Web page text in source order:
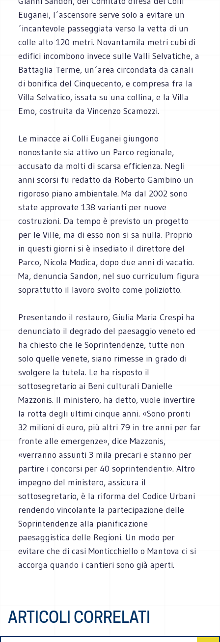
Euganei, l´ascensore serve solo a evitare un
´incantevole passeggiata verso la vetta di un
colle alto 120 metri. Novantamila metri cubi di
edifici incombono invece sulle Valli Selvatiche, a
Battaglia Terme, un´area circondata da canali
di bonifica del Cinquecento, e compresa fra la
Villa Selvatico, issata su una collina, e la Villa
Emo, costruita da Vincenzo Scamozzi.
Le minacce ai Colli Euganei giungono
nonostante sia attivo un Parco regionale,
accusato da molti di scarsa efficienza. Negli
anni scorsi fu redatto da Roberto Gambino un
rigoroso piano ambientale. Ma dal 2002 sono
state approvate 138 varianti per nuove
costruzioni. Da tempo è previsto un progetto
per le Ville, ma di esso non si sa nulla. Proprio
in questi giorni si è insediato il direttore del
Parco, Nicola Modica, dopo due anni di vacatio.
Ma, denuncia Sandon, nel suo curriculum figura
soprattutto il lavoro svolto come poliziotto.
Presentando il restauro, Giulia Maria Crespi ha
denunciato il degrado del paesaggio veneto ed
ha chiesto che le Soprintendenze, tutte non
solo quelle venete, siano rimesse in grado di
svolgere la tutela. Le ha risposto il
sottosegretario ai Beni culturali Danielle
Mazzonis. Il ministero, ha detto, vuole invertire
la rotta degli ultimi cinque anni. «Sono pronti
32 milioni di euro, più altri 79 in tre anni per far
fronte alle emergenze», dice Mazzonis,
«verranno assunti 3 mila precari e stanno per
partire i concorsi per 40 soprintendenti». Altro
impegno del ministero, assicura il
sottosegretario, è la riforma del Codice Urbani
rendendo vincolante la partecipazione delle
Soprintendenze alla pianificazione
paesaggistica delle Regioni. Un modo per
evitare che di casi Monticchiello o Mantova ci si
accorga quando i cantieri sono già aperti.
ARTICOLI CORRELATI